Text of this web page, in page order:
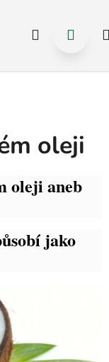
Hledat
oleji
oleji aneb
jako